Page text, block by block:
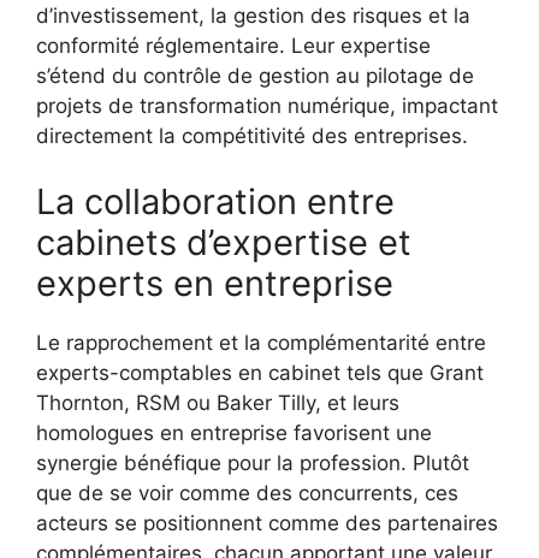
d’investissement, la gestion des risques et la
conformité réglementaire. Leur expertise
s’étend du contrôle de gestion au pilotage de
projets de transformation numérique, impactant
directement la compétitivité des entreprises.
La collaboration entre
cabinets d’expertise et
experts en entreprise
Le rapprochement et la complémentarité entre
experts-comptables en cabinet tels que Grant
Thornton, RSM ou Baker Tilly, et leurs
homologues en entreprise favorisent une
synergie bénéfique pour la profession. Plutôt
que de se voir comme des concurrents, ces
acteurs se positionnent comme des partenaires